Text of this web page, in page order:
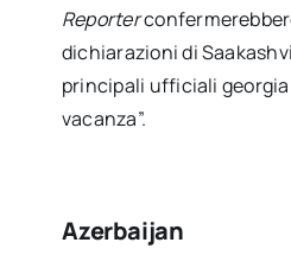
Reporter
dichiarazioni di
principali ufficiali
vacanza”.
Azerbaijan